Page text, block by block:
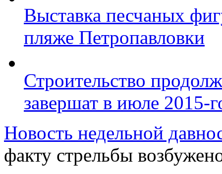
Выставка песчаных
пляже Петропавловки
Строительство
завершат в июле 2015-
Новость недельной
факту стрельбы